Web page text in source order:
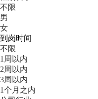
不限
男
女
到岗时间
不限
1周以内
2周以内
3周以内
1个月之内